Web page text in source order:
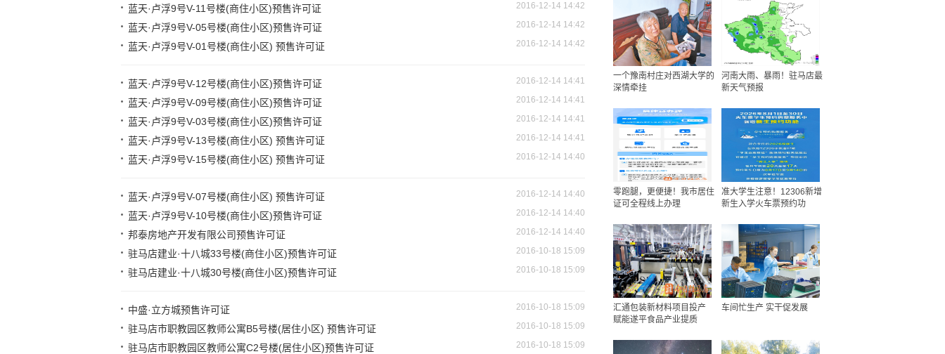
蓝天·卢浮9号V-11号楼(商住小区)预售许可证 2016-12-14 14:42
蓝天·卢浮9号V-05号楼(商住小区)预售许可证 2016-12-14 14:42
蓝天·卢浮9号V-01号楼(商住小区) 预售许可证 2016-12-14 14:42
蓝天·卢浮9号V-12号楼(商住小区)预售许可证 2016-12-14 14:41
蓝天·卢浮9号V-09号楼(商住小区)预售许可证 2016-12-14 14:41
蓝天·卢浮9号V-03号楼(商住小区)预售许可证 2016-12-14 14:41
蓝天·卢浮9号V-13号楼(商住小区) 预售许可证 2016-12-14 14:41
蓝天·卢浮9号V-15号楼(商住小区) 预售许可证 2016-12-14 14:40
蓝天·卢浮9号V-07号楼(商住小区) 预售许可证 2016-12-14 14:40
蓝天·卢浮9号V-10号楼(商住小区)预售许可证 2016-12-14 14:40
邦泰房地产开发有限公司预售许可证 2016-12-14 14:40
驻马店建业·十八城33号楼(商住小区)预售许可证 2016-10-18 15:09
驻马店建业·十八城30号楼(商住小区)预售许可证 2016-10-18 15:09
中盛·立方城预售许可证 2016-10-18 15:09
驻马店市职教园区教师公寓B5号楼(居住小区) 预售许可证 2016-10-18 15:09
驻马店市职教园区教师公寓C2号楼(居住小区)预售许可证 2016-10-18 15:09
一个豫南村庄对西湖大学的
深情牵挂
河南大雨、暴雨！驻马店最
新天气预报
零跑腿，更便捷！我市居住
证可全程线上办理
准大学生注意！12306新增
新生入学火车票预约功
汇通包装新材料项目投产
赋能遂平食品产业提质
车间忙生产 实干促发展